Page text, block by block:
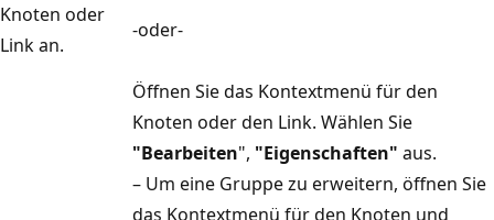
Knoten oder
Link an.
-oder-
Öffnen Sie das Kontextmenü für den
Knoten oder den Link. Wählen Sie
"Bearbeiten", "Eigenschaften" aus.
– Um eine Gruppe zu erweitern, öffnen Sie
das Kontextmenü für den Knoten und